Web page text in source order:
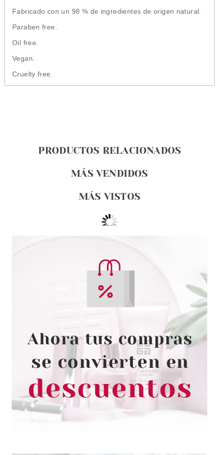
Fabricado con un 98 % de ingredientes de origen natural.
Paraben free.
Oil free.
Vegan.
Cruelty free.
PRODUCTOS RELACIONADOS
MÁS VENDIDOS
MÁS VISTOS
ESSENCE
ESSENCE DISNEY VILLAINS
CREMA DE MANOS URSULA 75
ML
Pvr 3.19€
-20%
desde
2.54€